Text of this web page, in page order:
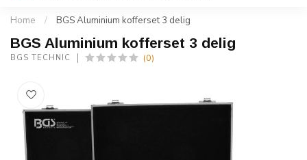
Home / BGS Aluminium kofferset 3 delig
BGS Aluminium kofferset 3 delig
BGS TECHNIC (0)